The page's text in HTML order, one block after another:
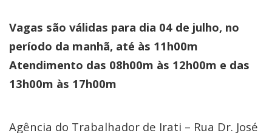
Vagas são válidas para dia 04 de julho, no
período da manhã, até às 11h00m
Atendimento das 08h00m às 12h00m e das
13h00m às 17h00m
Agência do Trabalhador de Irati – Rua Dr. José